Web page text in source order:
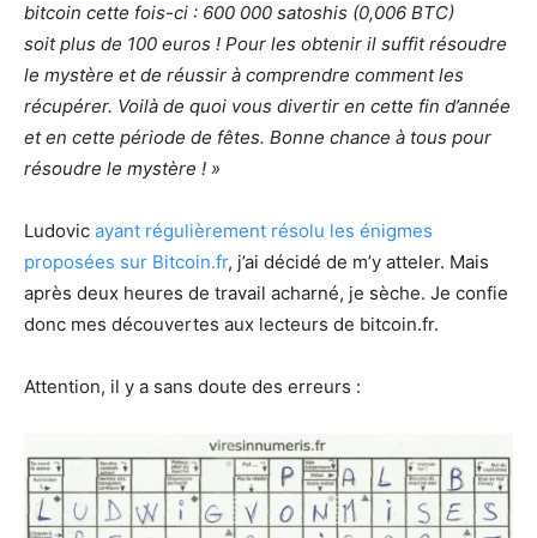
bitcoin cette fois-ci : 600 000 satoshis (0,006 BTC)
soit plus de 100 euros ! Pour les obtenir il suffit résoudre
le mystère et de réussir à comprendre comment les
récupérer. Voilà de quoi vous divertir en cette fin d’année
et en cette période de fêtes. Bonne chance à tous pour
résoudre le mystère ! »
Ludovic ayant régulièrement résolu les énigmes
proposées sur Bitcoin.fr, j’ai décidé de m’y atteler. Mais
après deux heures de travail acharné, je sèche. Je confie
donc mes découvertes aux lecteurs de bitcoin.fr.
Attention, il y a sans doute des erreurs :